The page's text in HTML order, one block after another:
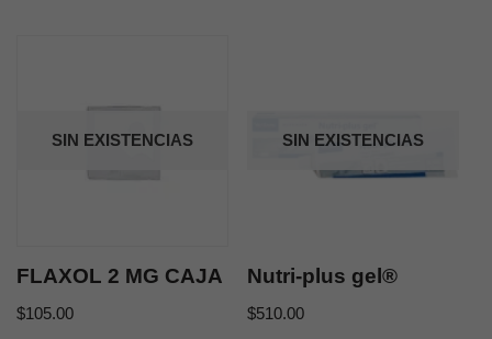
SIN EXISTENCIAS
FLAXOL 2 MG CAJA
$105.00
SIN EXISTENCIAS
Nutri-plus gel®
$510.00